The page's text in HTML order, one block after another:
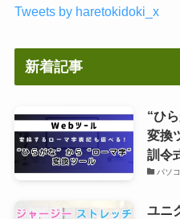
Tweets by haretokidoki_x
新着記事
“ひ
変換
訓令
パソ
ユニ